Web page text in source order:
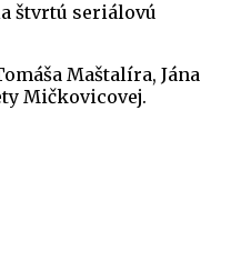
štvrtú seriálovú
Maštalíra, Jána
Mičkovicovej.